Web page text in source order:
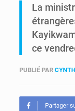
La
ce
PUBLIÉ PAR
Partager